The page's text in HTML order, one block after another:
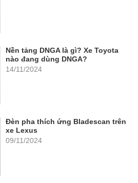
Nền tảng DNGA là gì? Xe Toyota
nào đang dùng DNGA?
14/11/2024
Đèn pha thích ứng Bladescan trên
xe Lexus
09/11/2024